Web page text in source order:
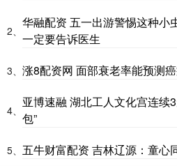
2、
华融配资 五一出游警惕这种小
一定要告诉医生
3、 涨8配资网 面部衰老率能预测
4、
亚博速融 湖北工人文化宫连续
包”
5、 五牛财富配资 吉林辽源：童心